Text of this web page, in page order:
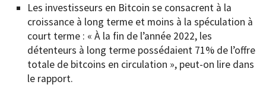
Les investisseurs en Bitcoin se consacrent à la
croissance à long terme et moins à la spéculation à
court terme : « À la fin de l’année 2022, les
détenteurs à long terme possédaient 71% de l’offre
totale de bitcoins en circulation », peut-on lire dans
le rapport.